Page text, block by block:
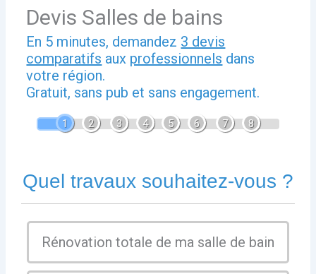
Devis Salles de bains
En 5 minutes, demandez 3 devis
comparatifs aux professionnels dans
votre région.
Gratuit, sans pub et sans engagement.
1 2 3 4 5 6 7 8
Quel travaux souhaitez-vous ?
Rénovation totale de ma salle de bain